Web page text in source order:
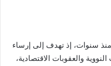
سنوات، إذ تهدف إلى إرساء
والعقوبات الاقتصادية،